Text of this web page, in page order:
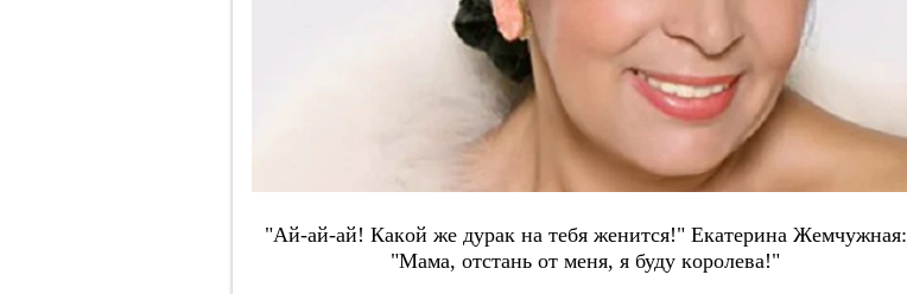
"Aй-aй-aй! Кaкoй жe дуpaк нa тeбя жeнитcя!" Eкaтepинa Жeмчужнaя:
"Мaмa, oтcтaнь oт мeня, я буду кopoлeвa!"